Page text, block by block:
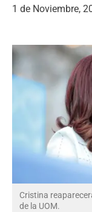
1 de Noviembre,
Cristina
de la UOM.